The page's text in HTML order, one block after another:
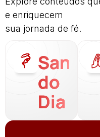
e enriquecem
sua jornada de fé.
Santo
do
Dia